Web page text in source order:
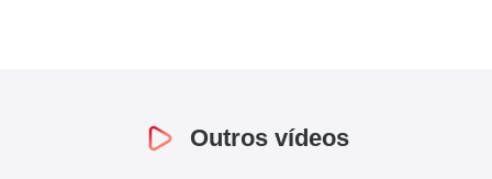
Outros vídeos